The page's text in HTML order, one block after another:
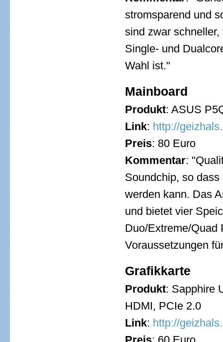
stromsparend und
sind zwar
Single- und
Wahl ist."
Mainboard
Produkt: ASUS
Link: http://
Preis: 80 Euro
Kommentar:
Soundchip, so
werden kann. Das
und bietet vier
Duo/Extreme/Quad
Voraussetzungen
Grafikkarte
Produkt: Sapphire
HDMI, PCIe 2.0
Link: http://